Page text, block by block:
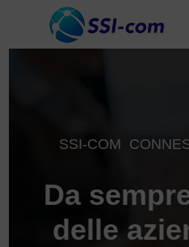
SSI-COM
Da
delle